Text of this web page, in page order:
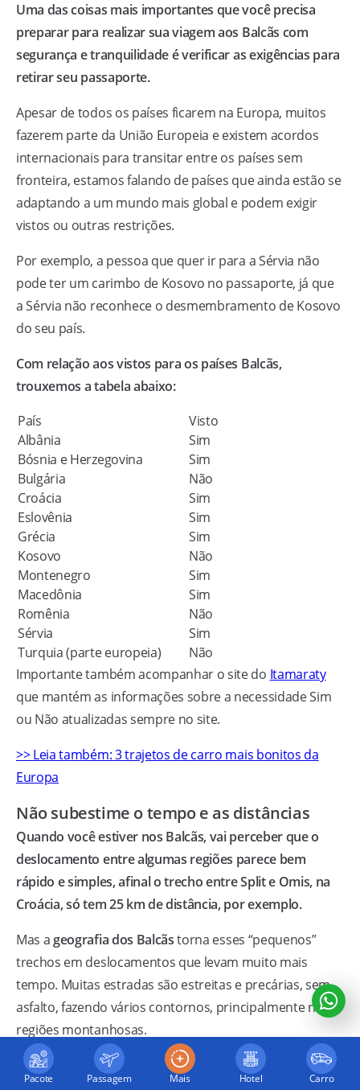
Uma das coisas mais importantes que você precisa
preparar para realizar sua viagem aos Balcãs com
segurança e tranquilidade é verificar as exigências para
retirar seu passaporte.
Apesar de todos os países ficarem na Europa, muitos
fazerem parte da União Europeia e existem acordos
internacionais para transitar entre os países sem
fronteira, estamos falando de países que ainda estão se
adaptando a um mundo mais global e podem exigir
vistos ou outras restrições.
Por exemplo, a pessoa que quer ir para a Sérvia não
pode ter um carimbo de Kosovo no passaporte, já que
a Sérvia não reconhece o desmembramento de Kosovo
do seu país.
Com relação aos vistos para os países Balcãs,
trouxemos a tabela abaixo:
País
Visto
Albânia
Sim
Bósnia e Herzegovina
Sim
Bulgária
Não
Croácia
Sim
Eslovênia
Sim
Grécia
Sim
Kosovo
Não
Montenegro
Sim
Macedônia
Sim
Romênia
Não
Sérvia
Sim
Turquia (parte europeia)
Não
Importante também acompanhar o site do Itamaraty
que mantém as informações sobre a necessidade Sim
ou Não atualizadas sempre no site.
>> Leia também: 3 trajetos de carro mais bonitos da
Europa
Não subestime o tempo e as distâncias
Quando você estiver nos Balcãs, vai perceber que o
deslocamento entre algumas regiões parece bem
rápido e simples, afinal o trecho entre Split e Omis, na
Croácia, só tem 25 km de distância, por exemplo.
Mas ageografia dos Balcãstorna esses “pequenos”
trechos em deslocamentos que levam muito mais
tempo. Muitas estradas são estreitas e precárias, sem
asfalto, fazendo vários contornos, principalmente nas
regiões montanhosas.
Há ainda os
engarrafamentoscausados por períodos
Pacote Passagem Hotel Carro
Mais